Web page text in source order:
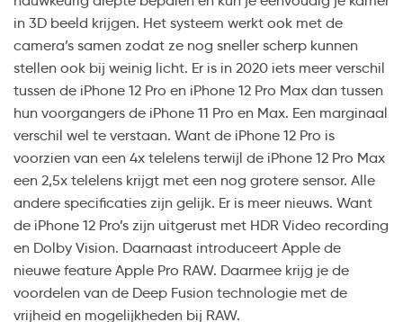
in 3D beeld krijgen. Het systeem werkt ook met de
camera’s samen zodat ze nog sneller scherp kunnen
stellen ook bij weinig licht. Er is in 2020 iets meer verschil
tussen de iPhone 12 Pro en iPhone 12 Pro Max dan tussen
hun voorgangers de iPhone 11 Pro en Max. Een marginaal
verschil wel te verstaan. Want de iPhone 12 Pro is
voorzien van een 4x telelens terwijl de iPhone 12 Pro Max
een 2,5x telelens krijgt met een nog grotere sensor. Alle
andere specificaties zijn gelijk. Er is meer nieuws. Want
de iPhone 12 Pro’s zijn uitgerust met HDR Video recording
en Dolby Vision. Daarnaast introduceert Apple de
nieuwe feature Apple Pro RAW. Daarmee krijg je de
voordelen van de Deep Fusion technologie met de
vrijheid en mogelijkheden bij RAW.